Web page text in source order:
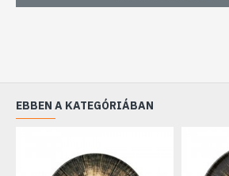
EBBEN A KATEGÓRIÁBAN